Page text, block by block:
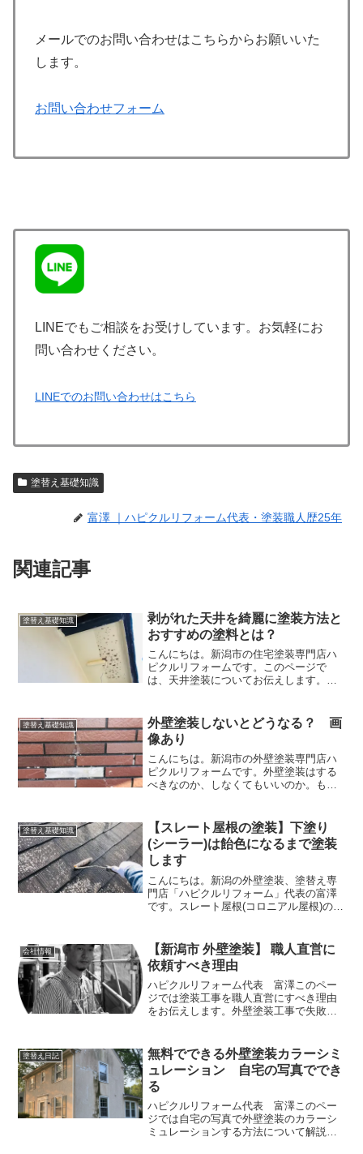
メールでのお問い合わせはこちらからお願いいた
します。
お問い合わせフォーム
LINEでもご相談をお受けしています。お気軽にお
問い合わせください。
LINEでのお問い合わせはこちら
塗替え基礎知識
富澤 ｜ハピクルリフォーム代表・塗装職人歴25年
関連記事
塗替え基礎知識
剥がれた天井を綺麗に塗装方法と
おすすめの塗料とは？
こんにちは。新潟市の住宅塗装専門店ハ
ピクルリフォームです。このページで
は、天井塗装についてお伝えします。た
装が剥がれてしまっています。古い住宅
だと天井にベニヤ板を貼っ...
塗替え基礎知識
外壁塗装しないとどうなる？ 画
像あり
こんにちは。新潟市の外壁塗装専門店ハ
ピクルリフォームです。外壁塗装はする
べきなのか、しなくてもいいのか。もし
す。結論からいうと、外壁塗装はしない
といけないものです。築１５...
塗替え基礎知識
【スレート屋根の塗装】下塗り
(シーラー)は飴色になるまで塗装
します
こんにちは。新潟の外壁塗装、塗替え専
門店「ハピクルリフォーム」代表の富澤
です。スレート屋根(コロニアル屋根)の塗
すると塗装したのにすぐに剥がれてきて
しまうからです。このペ...
会社情報
【新潟市 外壁塗装】 職人直営に
依頼すべき理由
ハピクルリフォーム代表 富澤このペー
ジでは塗装工事を職人直営にすべき理由
をお伝えします。外壁塗装工事で失敗し
ばいいのだろう？」と悩む方は多いで
す。家を建ててくれた会社に...
塗替え日記
無料でできる外壁塗装カラーシミ
ュレーション 自宅の写真ででき
る
ハピクルリフォーム代表 富澤このペー
ジでは自宅の写真で外壁塗装のカラーシ
ミュレーションする方法について解説し